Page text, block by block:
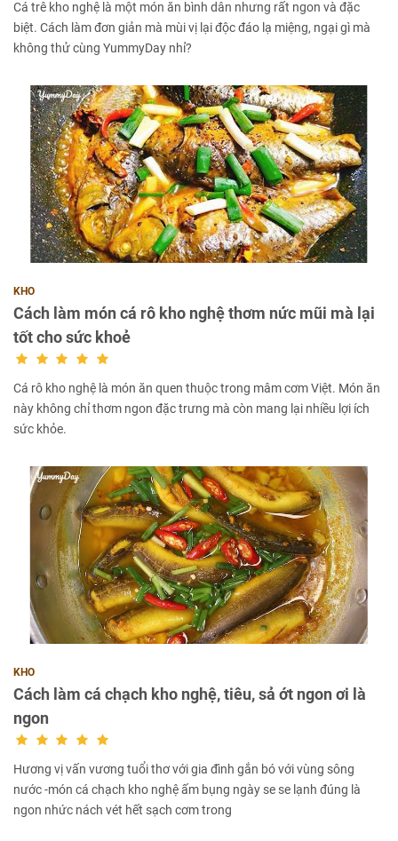
Cá trê kho nghệ là một món ăn bình dân nhưng rất ngon và đặc
biệt. Cách làm đơn giản mà mùi vị lại độc đáo lạ miệng, ngại gì mà
không thử cùng YummyDay nhỉ?
KHO
Cách làm món cá rô kho nghệ thơm nức mũi mà lại
tốt cho sức khoẻ
Cá rô kho nghệ là món ăn quen thuộc trong mâm cơm Việt. Món ăn
này không chỉ thơm ngon đặc trưng mà còn mang lại nhiều lợi ích
sức khỏe.
KHO
Cách làm cá chạch kho nghệ, tiêu, sả ớt ngon ơi là
ngon
Hương vị vấn vương tuổi thơ với gia đình gắn bó với vùng sông
nước -món cá chạch kho nghệ ấm bụng ngày se se lạnh đúng là
ngon nhức nách vét hết sạch cơm trong